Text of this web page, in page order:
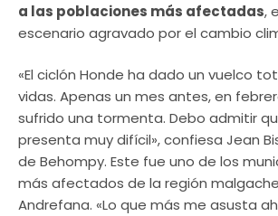
a las poblaciones más afectadas,
escenario agravado por el cambio
«El ciclón Honde ha dado un vuelco
vidas. Apenas un mes antes, en
sufrido una tormenta. Debo admitir
presenta muy difícil», confiesa Jean
de Behompy. Este fue uno de los
más afectados de la región
Andrefana. «Lo que más me asusta